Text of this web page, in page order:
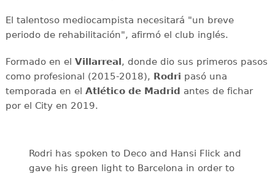
El talentoso mediocampista necesitará "un breve
periodo de rehabilitación", afirmó el club inglés.
Formado en el Villarreal, donde dio sus primeros pasos
como profesional (2015-2018), Rodri pasó una
temporada en el Atlético de Madrid antes de fichar
por el City en 2019.
Rodri has spoken to Deco and Hansi Flick and
gave his green light to Barcelona in order to